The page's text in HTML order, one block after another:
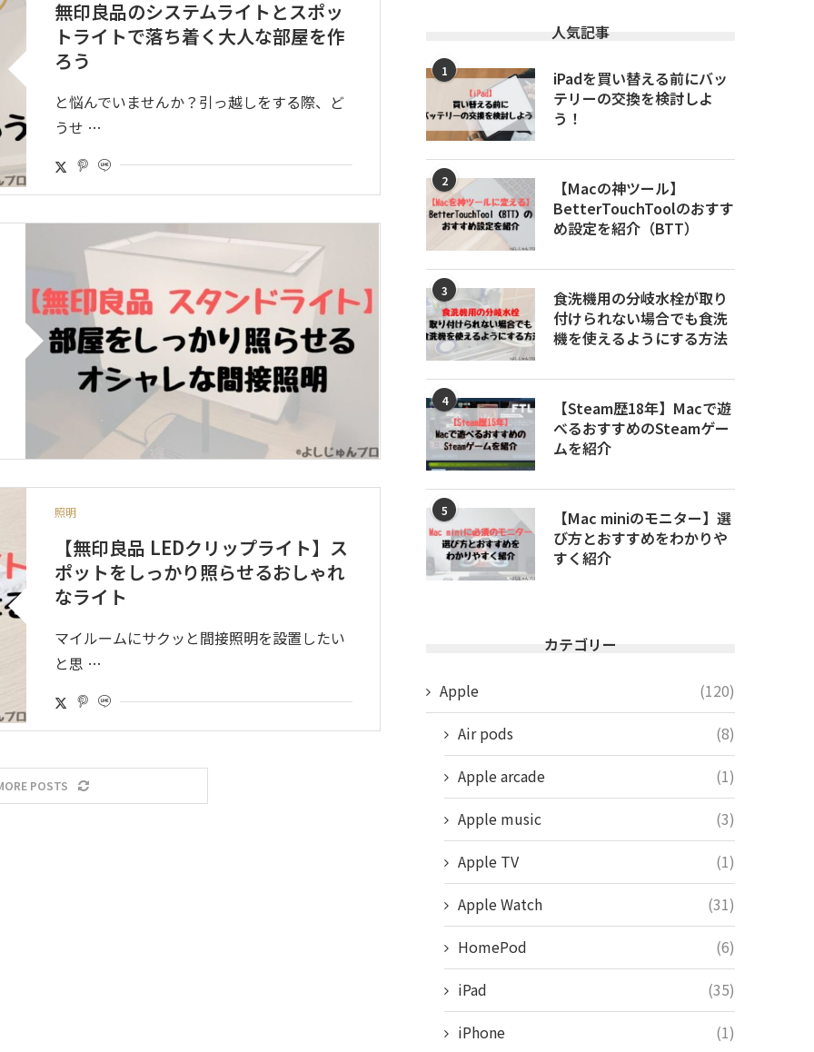
無印良品のシステムライトとスポッ
トライトで落ち着く大人な部屋を作
ろう
と悩んでいませんか？引っ越しをする際、ど
うせ …
照明
【無印良品 LEDクリップライト】ス
ポットをしっかり照らせるおしゃれ
なライト
マイルームにサクッと間接照明を設置したい
と思 …
POSTS
人気記事
1
iPadを買い替える前にバッ
テリーの交換を検討しよ
う！
2
【Macの神ツール】
BetterTouchToolのおすす
め設定を紹介（BTT）
3
食洗機用の分岐水栓が取り
付けられない場合でも食洗
機を使えるようにする方法
4
【Steam歴18年】Macで遊
べるおすすめのSteamゲー
ムを紹介
5
【Mac miniのモニター】選
び方とおすすめをわかりや
すく紹介
カテゴリー
Apple
(120)
Air pods
(8)
Apple arcade
(1)
Apple music
(3)
Apple TV
(1)
Apple Watch
(31)
HomePod
(6)
iPad
(35)
iPhone
(1)